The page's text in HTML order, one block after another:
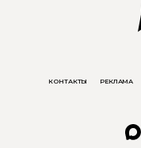
КОНТАКТЫ РЕКЛАМА